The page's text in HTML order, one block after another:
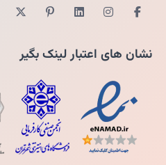
نشان های اعتبار لینک بگیر